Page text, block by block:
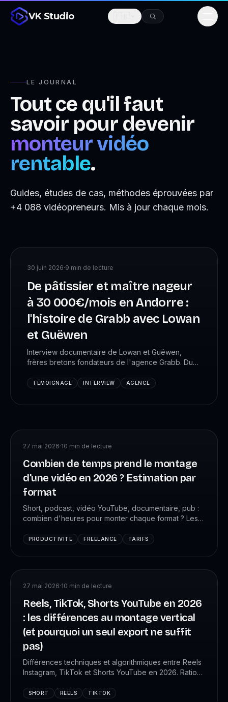
VK Studio
LE JOURNAL
Tout ce qu'il faut
savoir pour devenir
monteur vidéo
rentable.
Guides, études de cas, méthodes éprouvées par
+4 088 vidéopreneurs. Mis à jour chaque mois.
30 juin 2026·9 min de lecture
De pâtissier et maître nageur
à 30 000€/mois en Andorre :
l'histoire de Grabb avec Lowan
et Guëwen
Interview documentaire de Lowan et Guëwen,
frères bretons fondateurs de l'agence Grabb. Du
pour entreprises B2B, expatriés en Andorre après
TÉMOIGNAGE INTERVIEW AGENCE
27 mai 2026·10 min de lecture
Combien de temps prend le montage
d'une vidéo en 2026 ? Estimation par
format
Short, podcast, vidéo YouTube, documentaire, pub :
combien d'heures pour monter chaque format ? Les
Studio, avec la méthode pour estimer ton propre
PRODUCTIVITE FREELANCE TARIFS
27 mai 2026·10 min de lecture
Reels, TikTok, Shorts YouTube en 2026
: les différences au montage vertical
(et pourquoi un seul export ne suffit
pas)
Différences techniques et algorithmiques entre Reels
Instagram, TikTok et Shorts YouTube en 2026. Ratios,
ce qu'on a appris en analysant 12 000+ vidéos
SHORT REELS TIKTOK